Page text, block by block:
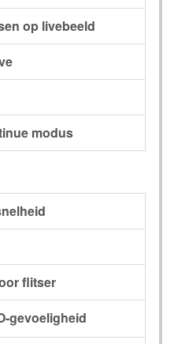
op livebeeld
modus
flitser
gevoeligheid